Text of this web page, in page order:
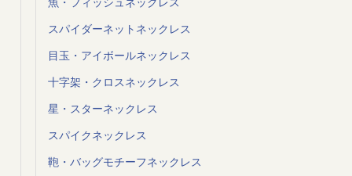
スパイダーネットネックレス
目玉・アイボールネックレス
十字架・クロスネックレス
星・スターネックレス
スパイクネックレス
鞄・バッグモチーフネックレス